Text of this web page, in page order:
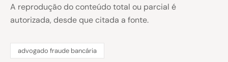
A reprodução do conteúdo total ou parcial é
autorizada, desde que citada a fonte.
advogado fraude bancária